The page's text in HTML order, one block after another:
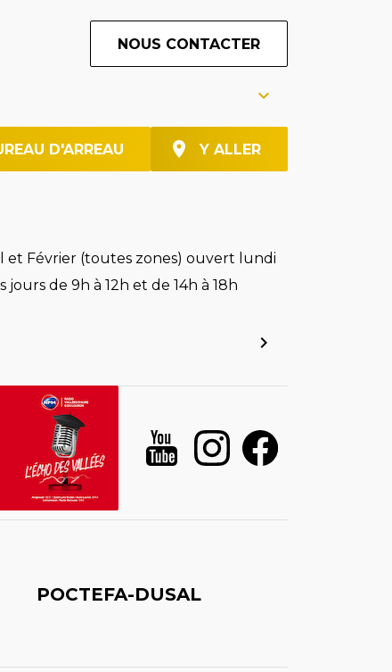
NOUS CONTACTER
D'ARREAU Y ALLER
et Février (toutes zones) ouvert lundi
de 9h à 12h et de 14h à 18h
POCTEFA-DUSAL